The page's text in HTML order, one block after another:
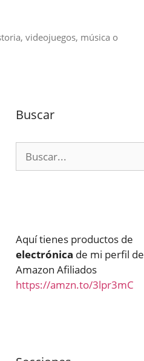
videojuegos, música o
Buscar
Aquí tienes productos de
electrónica de mi perfil de
Amazon Afiliados
https://amzn.to/3lpr3mC